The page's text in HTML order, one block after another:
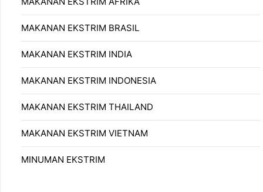
MAKANAN EKSTRIM BRASIL
MAKANAN EKSTRIM INDIA
MAKANAN EKSTRIM INDONESIA
MAKANAN EKSTRIM THAILAND
MAKANAN EKSTRIM VIETNAM
MINUMAN EKSTRIM